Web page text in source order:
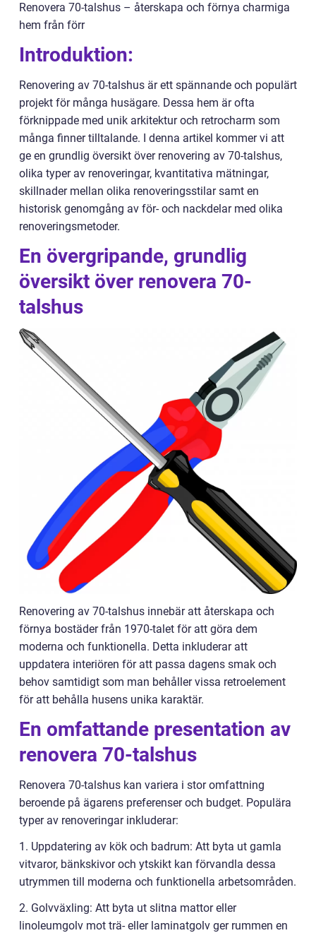
Renovera 70-talshus – återskapa och förnya charmiga
hem från förr
Introduktion:
Renovering av 70-talshus är ett spännande och populärt
projekt för många husägare. Dessa hem är ofta
förknippade med unik arkitektur och retrocharm som
många finner tilltalande. I denna artikel kommer vi att
ge en grundlig översikt över renovering av 70-talshus,
olika typer av renoveringar, kvantitativa mätningar,
skillnader mellan olika renoveringsstilar samt en
historisk genomgång av för- och nackdelar med olika
renoveringsmetoder.
En övergripande, grundlig
översikt över renovera 70-
talshus
Renovering av 70-talshus innebär att återskapa och
förnya bostäder från 1970-talet för att göra dem
moderna och funktionella. Detta inkluderar att
uppdatera interiören för att passa dagens smak och
behov samtidigt som man behåller vissa retroelement
för att behålla husens unika karaktär.
En omfattande presentation av
renovera 70-talshus
Renovera 70-talshus kan variera i stor omfattning
beroende på ägarens preferenser och budget. Populära
typer av renoveringar inkluderar:
1. Uppdatering av kök och badrum: Att byta ut gamla
vitvaror, bänkskivor och ytskikt kan förvandla dessa
utrymmen till moderna och funktionella arbetsområden.
2. Golvväxling: Att byta ut slitna mattor eller
linoleumgolv mot trä- eller laminatgolv ger rummen en